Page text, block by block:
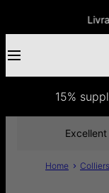
15%
Home